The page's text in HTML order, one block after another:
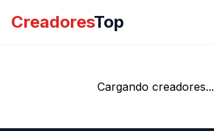
CreadoresTop
Cargando creadores...